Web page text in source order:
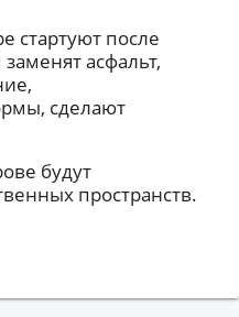
стартуют после
асфальт,
сделают
будут
пространств.